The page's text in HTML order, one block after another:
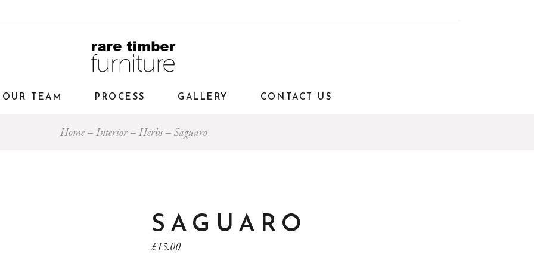
OUR TEAM PROCESS GALLERY CONTACT US
Home Interior Herbs Saguaro
SAGUARO
£15.00